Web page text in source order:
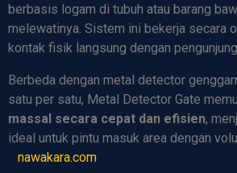
berbasis logam di tubuh atau barang
melewatinya. Sistem ini bekerja secara
kontak fisik langsung dengan pengunjung.
Berbeda dengan metal detector
satu per satu, Metal Detector Gate
massal secara cepat dan efisien,
ideal untuk pintu masuk area dengan
nawakara.com